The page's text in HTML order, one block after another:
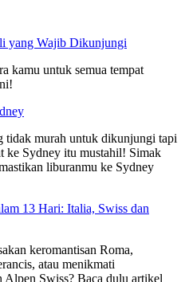
yang Wajib Dikunjungi
kamu untuk semua tempat
tidak murah untuk dikunjungi tapi
ke Sydney itu mustahil! Simak
liburanmu ke Sydney
13 Hari: Italia, Swiss dan
keromantisan Roma,
atau menikmati
Alpen Swiss? Baca dulu artikel